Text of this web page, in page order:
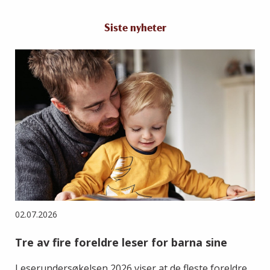
Siste nyheter
02.07.2026
Tre av fire foreldre leser for barna sine